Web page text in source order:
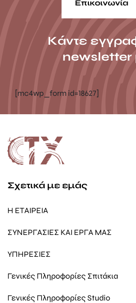
Επικοινωνία
Κάντε
newsletter
[mc4wp_form id=18627]
Σχετικά με εμάς
Η ΕΤΑΙΡΕΙΑ
ΣΥΝΕΡΓΑΣΙΕΣ ΚΑΙ ΕΡΓΑ ΜΑΣ
ΥΠΗΡΕΣΙΕΣ
Γενικές Πληροφορίες Σπιτάκια
Γενικές Πληροφορίες Studio